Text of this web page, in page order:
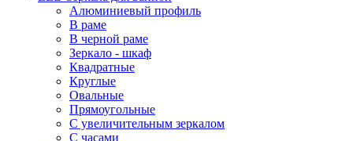
Алюминиевый профиль
В раме
В черной раме
Зеркало - шкаф
Квадратные
Круглые
Овальные
Прямоугольные
С увеличительным зеркалом
С часами